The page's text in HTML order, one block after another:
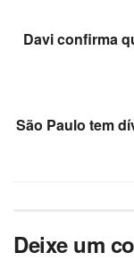
Davi confirma
São Paulo tem
Deixe um